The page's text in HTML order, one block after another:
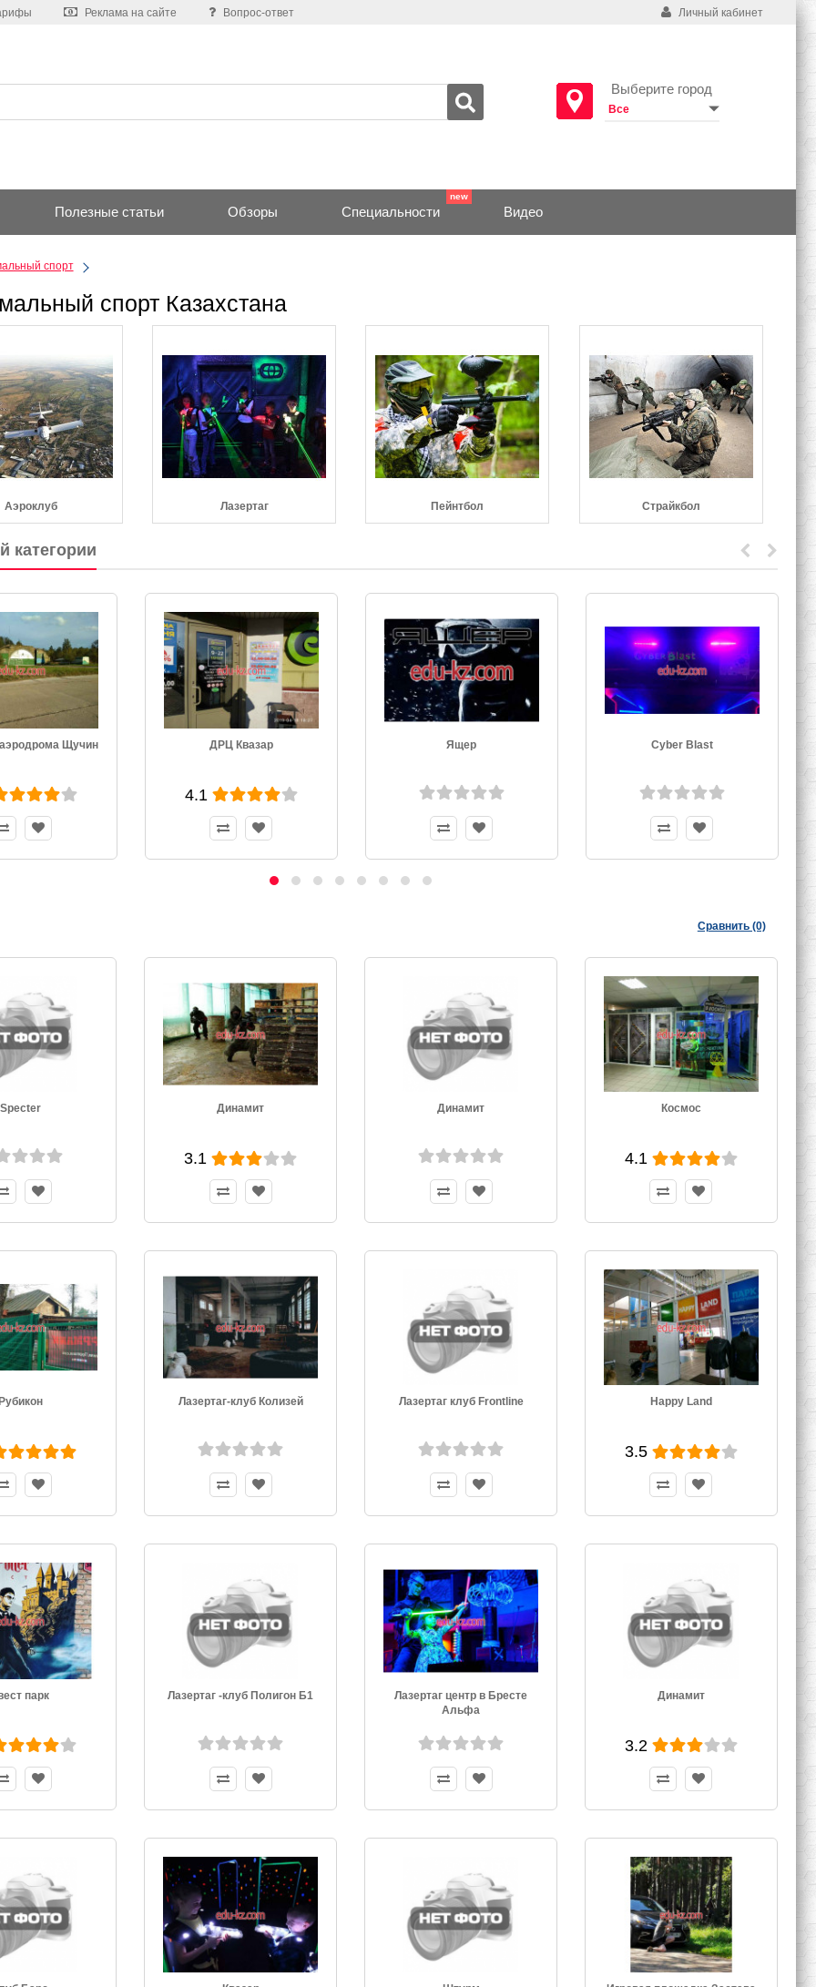
Реклама на сайте Вопрос-ответ Личный кабинет
Выберите город
Полезные статьи Обзоры Специальности Видео
спорт
спорт Казахстана
Аэроклуб Лазертаг Пейнтбол Страйкбол
категории
Квазар Ящер Cyber Blast
Учебно-спортивное
Героя Советского Союза С.
И. Грицевца
Республиканского
Государственно-
объединения ДОСААФ РБ
4.8
Сравнить (0)
Specter Динамит
3.1
Динамит Космос
4.1
Лазертаг-клуб Колизей Лазертаг клуб Frontline Happy Land
3.5
парк Лазертаг -клуб Полигон Б1
Лазертаг центр в Бресте
Альфа
Динамит
3.2